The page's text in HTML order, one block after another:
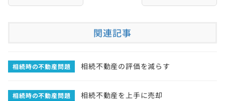
関連記事
相続不動産の評価を減らす
相続時の不動産問題
相続不動産を上手に売却
相続時の不動産問題